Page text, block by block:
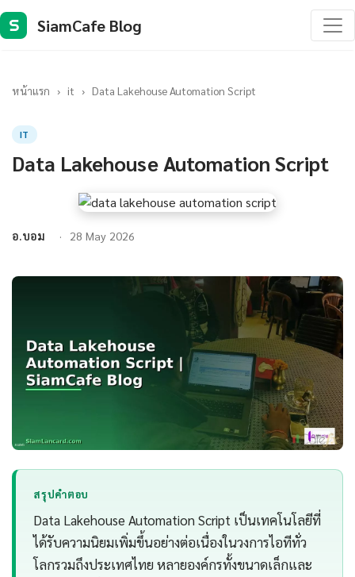
S SiamCafe Blog
หน้าแรก › it › Data Lakehouse Automation Script
IT
Data Lakehouse Automation Script
อ.บอม 28 May 2026
สรุปคำตอบ
Data Lakehouse Automation Script เป็นเทคโนโลยีที่
ได้รับความนิยมเพิ่มขึ้นอย่างต่อเนื่องในวงการไอทีทั่ว
โลกรวมถึงประเทศไทย หลายองค์กรทั้งขนาดเล็กและ